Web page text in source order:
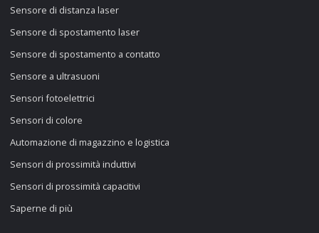
Sensore di distanza laser
Sensore di spostamento laser
Sensore di spostamento a contatto
Sensore a ultrasuoni
Sensori fotoelettrici
Sensori di colore
Automazione di magazzino e logistica
Sensori di prossimità induttivi
Sensori di prossimità capacitivi
Saperne di più